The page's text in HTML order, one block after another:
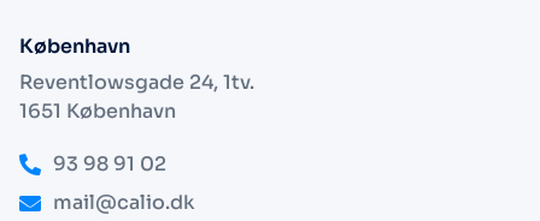
København
Reventlowsgade 24, 1tv.
1651 København
93 98 91 02
mail@calio.dk